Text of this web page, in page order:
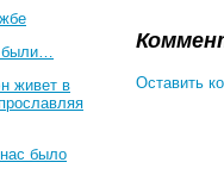
были…
живет в
было
Оставить